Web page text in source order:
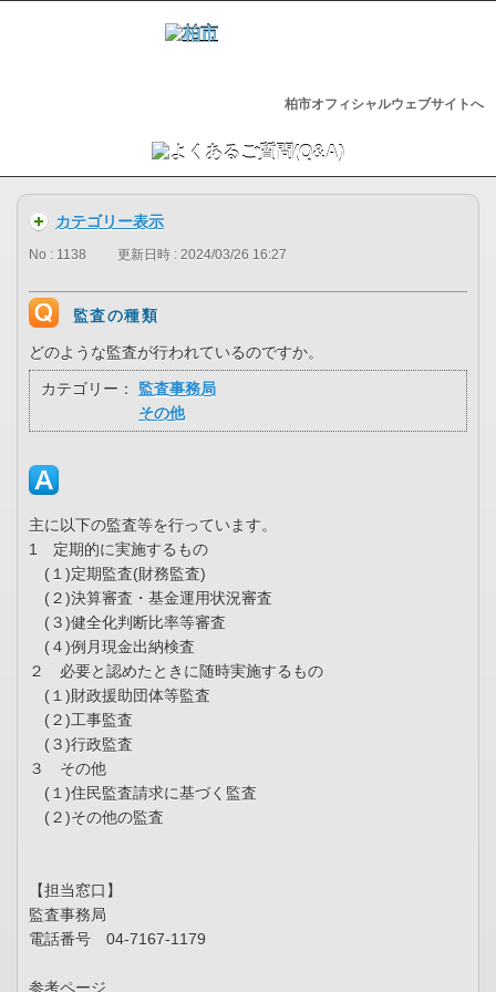
柏市オフィシャルウェブサイトへ
カテゴリー表示
No : 1138 更新日時 : 2024/03/26 16:27
監査の種類
どのような監査が行われているのですか。
カテゴリー：
監査事務局
その他
主に以下の監査等を行っています。
1 定期的に実施するもの
(１)定期監査(財務監査)
(２)決算審査・基金運用状況審査
(３)健全化判断比率等審査
(４)例月現金出納検査
２ 必要と認めたときに随時実施するもの
(１)財政援助団体等監査
(２)工事監査
(３)行政監査
３ その他
(１)住民監査請求に基づく監査
(２)その他の監査
【担当窓口】
監査事務局
電話番号 04-7167-1179
参考ページ